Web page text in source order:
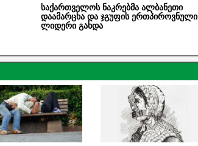
საქართველოს ნაკრებმა ალბანეთი
დაამარცხა და ჯგუფის ერთპიროვნული
ლიდერი გახდა